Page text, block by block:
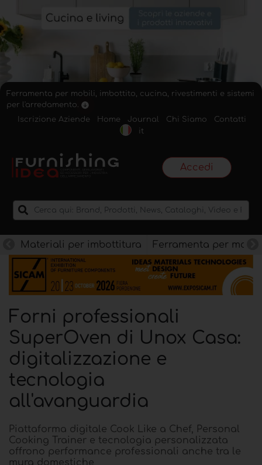
Ferramenta per mobili, imbottito, cucina, rivestimenti e sistemi
per l'arredamento.
Iscrizione Aziende
Home Journal Chi Siamo
Contatti
it
Accedi
Materiali per imbottitura Ferramenta per mobili
Forni professionali
SuperOven di Unox Casa:
digitalizzazione e
tecnologia
all'avanguardia
Piattaforma digitale Cook Like a Chef, Personal
Cooking Trainer e tecnologia personalizzata
offrono performance professionali anche tra le
mura domestiche